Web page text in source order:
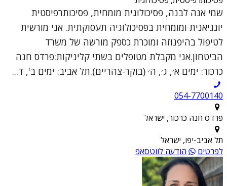
שמי אנה לבנה, פסיכולוגית מומחית, פסיכותרפיסטית
יונגיאנית ומומחית בפסיכולוגיה תעסוקתית. אני מורשית
לטיפול בהיפנוזה ומוכרת כספק מורשה של משרד
הביטחון.אני מקבלת מטופלים בשתי קליניקות:פרדס חנה
כרכור: ימים א׳, ג׳, ה׳ (בוקר-צהריים).תל אביב: ימים ב', ד...
054-7700140
פרדס חנה כרכור, ישראל
תל אביב-יפו, ישראל
לפרטים
הודעה לווטסאפ